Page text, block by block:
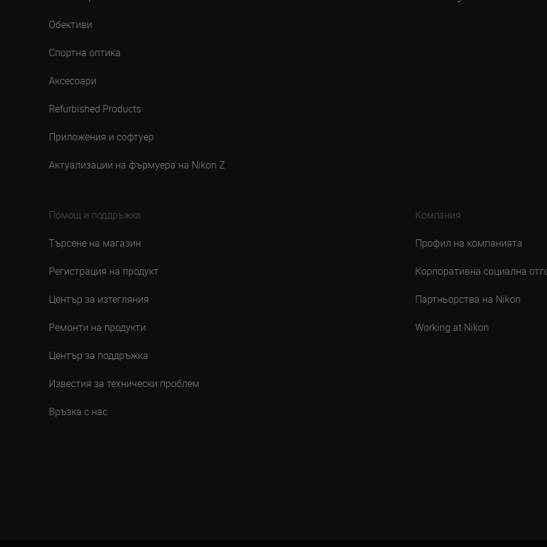
Обективи
Спортна оптика
Аксесоари
Refurbished Products
Приложения и софтуер
Актуализации на фърмуера на Nikon Z
Помощ и поддръжка
Търсене на магазин
Регистрация на продукт
Център за изтегляния
Ремонти на продукти
Център за поддръжка
Известия за технически проблем
Връзка с нас
Компания
Профил на компанията
Корпоративна социална
Партньорства на Nikon
Working at Nikon